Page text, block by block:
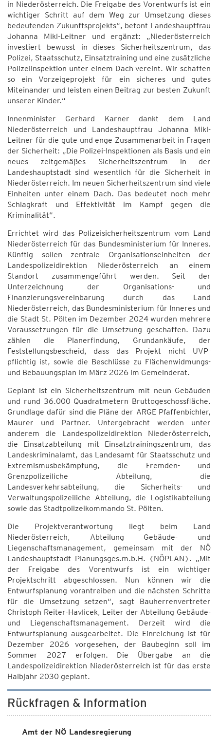
in Niederösterreich. Die Freigabe des Vorentwurfs ist ein
wichtiger Schritt auf dem Weg zur Umsetzung dieses
bedeutenden Zukunftsprojekts“, betont Landeshauptfrau
Johanna Mikl-Leitner und ergänzt: „Niederösterreich
investiert bewusst in dieses Sicherheitszentrum, das
Polizei, Staatsschutz, Einsatztraining und eine zusätzliche
Polizeiinspektion unter einem Dach vereint. Wir schaffen
so ein Vorzeigeprojekt für ein sicheres und gutes
Miteinander und leisten einen Beitrag zur besten Zukunft
unserer Kinder.“
Innenminister Gerhard Karner dankt dem Land
Niederösterreich und Landeshauptfrau Johanna Mikl-
Leitner für die gute und enge Zusammenarbeit in Fragen
der Sicherheit: „Die Polizei-Inspektionen als Basis und ein
neues zeitgemäßes Sicherheitszentrum in der
Landeshauptstadt sind wesentlich für die Sicherheit in
Niederösterreich. Im neuen Sicherheitszentrum sind viele
Einheiten unter einem Dach. Das bedeutet noch mehr
Schlagkraft und Effektivität im Kampf gegen die
Kriminalität“.
Errichtet wird das Polizeisicherheitszentrum vom Land
Niederösterreich für das Bundesministerium für Inneres.
Künftig sollen zentrale Organisationseinheiten der
Landespolizeidirektion Niederösterreich an einem
Standort zusammengeführt werden. Seit der
Unterzeichnung der Organisations- und
Finanzierungsvereinbarung durch das Land
Niederösterreich, das Bundesministerium für Inneres und
die Stadt St. Pölten im Dezember 2024 wurden mehrere
Voraussetzungen für die Umsetzung geschaffen. Dazu
zählen die Planerfindung, Grundankäufe, der
Feststellungsbescheid, dass das Projekt nicht UVP-
pflichtig ist, sowie die Beschlüsse zu Flächenwidmungs-
und Bebauungsplan im März 2026 im Gemeinderat.
Geplant ist ein Sicherheitszentrum mit neun Gebäuden
und rund 36.000 Quadratmetern Bruttogeschossfläche.
Grundlage dafür sind die Pläne der ARGE Pfaffenbichler,
Maurer und Partner. Untergebracht werden unter
anderem die Landespolizeidirektion Niederösterreich,
die Einsatzabteilung mit Einsatztrainingszentrum, das
Landeskriminalamt, das Landesamt für Staatsschutz und
Extremismusbekämpfung, die Fremden- und
Grenzpolizeiliche Abteilung, die
Landesverkehrsabteilung, die Sicherheits- und
Verwaltungspolizeiliche Abteilung, die Logistikabteilung
sowie das Stadtpolizeikommando St. Pölten.
Die Projektverantwortung liegt beim Land
Niederösterreich, Abteilung Gebäude- und
Liegenschaftsmanagement, gemeinsam mit der NÖ
Landeshauptstadt Planungsges.m.b.H. (NÖPLAN). „Mit
der Freigabe des Vorentwurfs ist ein wichtiger
Projektschritt abgeschlossen. Nun können wir die
Entwurfsplanung vorantreiben und die nächsten Schritte
für die Umsetzung setzen“, sagt Bauherrenvertreter
Christoph Reiter-Havlicek, Leiter der Abteilung Gebäude-
und Liegenschaftsmanagement. Derzeit wird die
Entwurfsplanung ausgearbeitet. Die Einreichung ist für
Dezember 2026 vorgesehen, der Baubeginn soll im
Sommer 2027 erfolgen. Die Übergabe an die
Landespolizeidirektion Niederösterreich ist für das erste
Halbjahr 2030 geplant.
Rückfragen & Information
Amt der NÖ Landesregierung